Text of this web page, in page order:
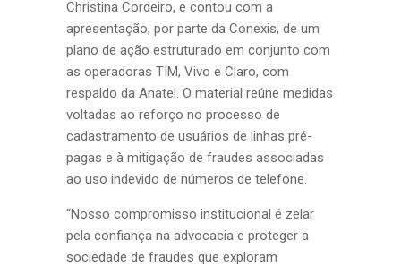
Christina Cordeiro, e contou com a
apresentação, por parte da Conexis, de um
plano de ação estruturado em conjunto com
as operadoras TIM, Vivo e Claro, com
respaldo da Anatel. O material reúne medidas
voltadas ao reforço no processo de
cadastramento de usuários de linhas pré-
pagas e à mitigação de fraudes associadas
ao uso indevido de números de telefone.
“Nosso compromisso institucional é zelar
pela confiança na advocacia e proteger a
sociedade de fraudes que exploram